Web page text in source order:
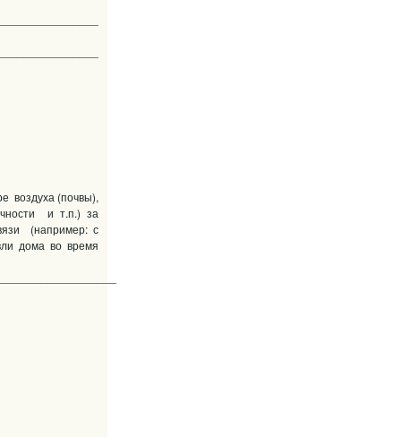
воздуха (почвы),
и т.п.) за
(например: с
дома во время
т. п.)